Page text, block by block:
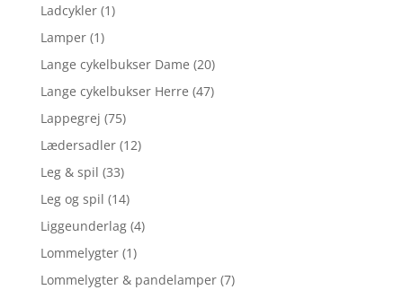
Ladcykler (1)
Lamper (1)
Lange cykelbukser Dame (20)
Lange cykelbukser Herre (47)
Lappegrej (75)
Lædersadler (12)
Leg & spil (33)
Leg og spil (14)
Liggeunderlag (4)
Lommelygter (1)
Lommelygter & pandelamper (7)